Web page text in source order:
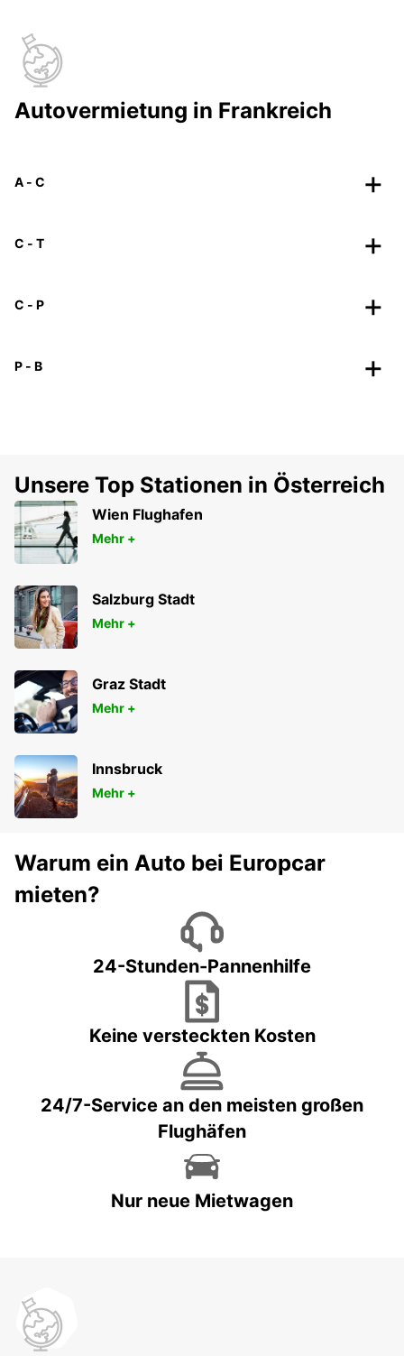
Autovermietung in Frankreich
A - C
C - T
C - P
P - B
Unsere Top Stationen in Österreich
Wien Flughafen
Mehr +
Salzburg Stadt
Mehr +
Graz Stadt
Mehr +
Innsbruck
Mehr +
Warum ein Auto bei Europcar
mieten?
24-Stunden-Pannenhilfe
Keine versteckten Kosten
24/7-Service an den meisten großen
Flughäfen
Nur neue Mietwagen